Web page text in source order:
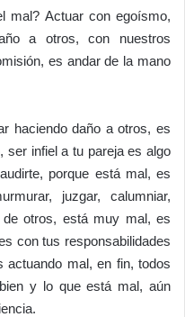
mal? Actuar con egoísmo,
a otros, con nuestros
es andar de la mano
haciendo daño a otros, es
ser infiel a tu pareja es algo
porque está mal, es
juzgar, calumniar,
otros, está muy mal, es
con tus responsabilidades
actuando mal, en fin, todos
y lo que está mal, aún